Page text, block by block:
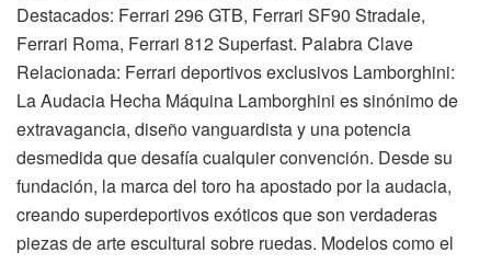
Destacados: Ferrari 296 GTB, Ferrari SF90 Stradale,
Ferrari Roma, Ferrari 812 Superfast. Palabra Clave
Relacionada: Ferrari deportivos exclusivos Lamborghini:
La Audacia Hecha Máquina Lamborghini es sinónimo de
extravagancia, diseño vanguardista y una potencia
desmedida que desafía cualquier convención. Desde su
fundación, la marca del toro ha apostado por la audacia,
creando superdeportivos exóticos que son verdaderas
piezas de arte escultural sobre ruedas. Modelos como el